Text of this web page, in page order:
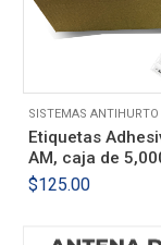
SISTEMAS ANTIHURTO
Etiquetas
AM, caja de
$125.00